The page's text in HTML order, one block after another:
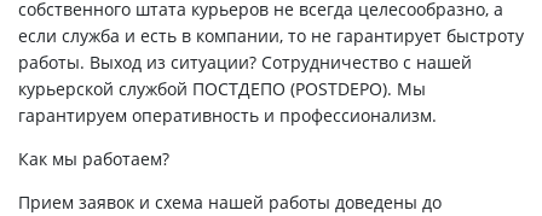
собственного штата курьеров не всегда целесообразно, а
если служба и есть в компании, то не гарантирует быстроту
работы. Выход из ситуации? Сотрудничество с нашей
курьерской службой ПОСТДЕПО (POSTDEPO). Мы
гарантируем оперативность и профессионализм.
Как мы работаем?
Прием заявок и схема нашей работы доведены до